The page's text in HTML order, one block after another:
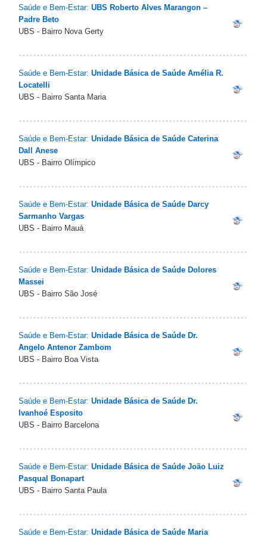
Saúde e Bem-Estar: UBS Roberto Alves Marangon –
Padre Beto
UBS - Bairro Nova Gerty
Saúde e Bem-Estar: Unidade Básica de Saúde Amélia R.
Locatelli
UBS - Bairro Santa Maria
Saúde e Bem-Estar: Unidade Básica de Saúde Caterina
Dall Anese
UBS - Bairro Olímpico
Saúde e Bem-Estar: Unidade Básica de Saúde Darcy
Sarmanho Vargas
UBS - Bairro Mauá
Saúde e Bem-Estar: Unidade Básica de Saúde Dolores
Massei
UBS - Bairro São José
Saúde e Bem-Estar: Unidade Básica de Saúde Dr.
Angelo Antenor Zambom
UBS - Bairro Boa Vista
Saúde e Bem-Estar: Unidade Básica de Saúde Dr.
Ivanhoé Esposito
UBS - Bairro Barcelona
Saúde e Bem-Estar: Unidade Básica de Saúde João Luiz
Pasqual Bonapart
UBS - Bairro Santa Paula
Saúde e Bem-Estar: Unidade Básica de Saúde Maria